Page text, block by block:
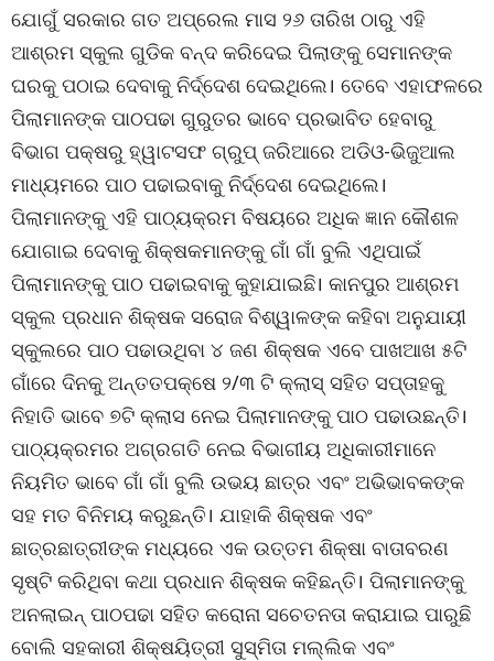
ଯୋଗୁଁ ସରକାର ଗତ ଅପ୍ରେଲ ମାସ ୨୬ ତାରିଖ ଠାରୁ ଏହି
ଆଶ୍ରମ ସ୍କୁଲ ଗୁଡିକ ବନ୍ଦ କରିଦେଇ ପିଲାଙ୍କୁ ସେମାନଙ୍କ
ଘରକୁ ପଠାଇ ଦେବାକୁ ନିର୍ଦ୍ଦେଶ ଦେଇଥିଲେ। ତେବେ ଏହାଫଳରେ
ପିଲାମାନଙ୍କ ପାଠପଢା ଗୁରୁତର ଭାବେ ପ୍ରଭାବିତ ହେବାରୁ
ବିଭାଗ ପକ୍ଷରୁ ହ୍ୱାଟସଫ ଗ୍ରୁପ୍ ଜରିଆରେ ଅଡିଓ-ଭିଜୁଆଲ
ମାଧ୍ୟମରେ ପାଠ ପଢାଇବାକୁ ନିର୍ଦ୍ଦେଶ ଦେଇଥିଲେ।
ପିଲାମାନଙ୍କୁ ଏହି ପାଠ୍ୟକ୍ରମ ବିଷୟରେ ଅଧିକ ଜ୍ଞାନ କୌଶଳ
ଯୋଗାଇ ଦେବାକୁ ଶିକ୍ଷକମାନଙ୍କୁ ଗାଁ ଗାଁ ବୁଲି ଏଥିପାଇଁ
ପିଲାମାନଙ୍କୁ ପାଠ ପଢାଇବାକୁ କୁହାଯାଇଛି। କାନପୁର ଆଶ୍ରମ
ସ୍କୁଲ ପ୍ରଧାନ ଶିକ୍ଷକ ସରୋଜ ବିଶ୍ୱାଳଙ୍କ କହିବା ଅନୁଯାୟୀ
ସ୍କୁଲରେ ପାଠ ପଢାଉଥିବା ୪ ଜଣ ଶିକ୍ଷକ ଏବେ ପାଖଆଖ ୫ଟି
ଗାଁରେ ଦିନକୁ ଅନ୍ତତପକ୍ଷେ ୨/୩ ଟି କ୍ଲାସ୍ ସହିତ ସପ୍ତାହକୁ
ନିହାତି ଭାବେ ୭ଟି କ୍ଲାସ ନେଇ ପିଲାମାନଙ୍କୁ ପାଠ ପଢାଉଛନ୍ତି।
ପାଠ୍ୟକ୍ରମର ଅଗ୍ରଗତି ନେଇ ବିଭାଗୀୟ ଅଧିକାରୀମାନେ
ନିୟମିତ ଭାବେ ଗାଁ ଗାଁ ବୁଲି ଉଭୟ ଛାତ୍ର ଏବଂ ଅଭିଭାବକଙ୍କ
ସହ ମତ ବିନିମୟ କରୁଛନ୍ତି। ଯାହାକି ଶିକ୍ଷକ ଏବଂ
ଛାତ୍ରଛାତ୍ରୀଙ୍କ ମଧ୍ୟରେ ଏକ ଉତ୍ତମ ଶିକ୍ଷା ବାତାବରଣ
ସୃଷ୍ଟି କରିଥିବା କଥା ପ୍ରଧାନ ଶିକ୍ଷକ କହିଛନ୍ତି। ପିଲାମାନଙ୍କୁ
ଅନଲାଇନ୍ ପାଠପଢା ସହିତ କରୋନା ସଚେତନତା କରାଯାଇ ପାରୁଛି
ବୋଲି ସହକାରୀ ଶିକ୍ଷୟିତ୍ରୀ ସୁସ୍ମିତା ମଲ୍ଲିକ ଏବଂ